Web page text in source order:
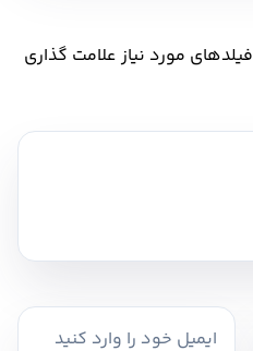
فیلدهای مورد نیاز علامت گذاری